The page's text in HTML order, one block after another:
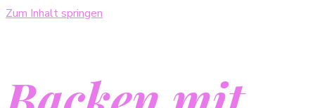
Zum Inhalt springen